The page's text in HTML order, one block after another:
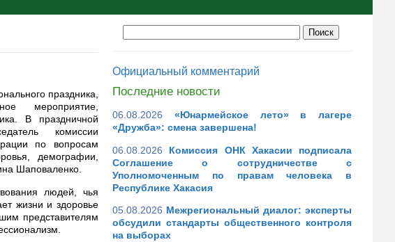
праздника,
мероприятие,
В праздничной
комиссии
по вопросам
демографии,
Шаповаленко.
людей, чья
жизни и здоровье
представителям
Официальный комментарий
Последние новости
06.08.2026
«Юнармейское лето» в лагере
«Дружба»: смена завершена!
06.08.2026
Комиссия ОНК Хакасии подписала
Соглашение о сотрудничестве с
Уполномоченным по правам человека в
Республике Хакасия
05.08.2026 Межрегиональный диалог: эксперты
обсудили стандарты общественного контроля
на выборах